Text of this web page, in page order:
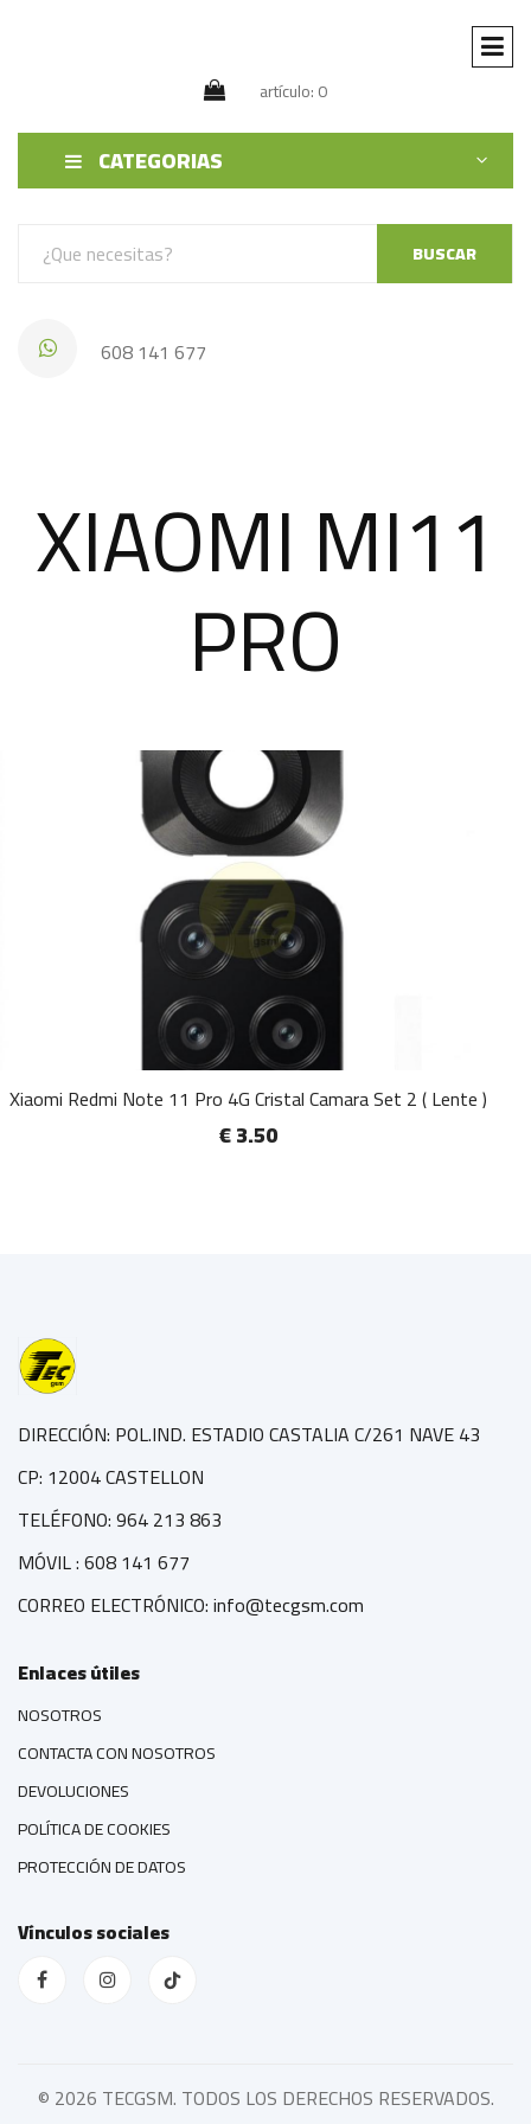
artículo: 0
CATEGORIAS
BUSCAR
608 141 677
XIAOMI MI11
PRO
Xiaomi Redmi Note 11 Pro 4G Cristal Camara Set 2 ( Lente )
€ 3.50
DIRECCIÓN: POL.IND. ESTADIO CASTALIA C/261 NAVE 43
CP: 12004 CASTELLON
TELÉFONO: 964 213 863
MÓVIL : 608 141 677
CORREO ELECTRÓNICO: info@tecgsm.com
Enlaces útiles
NOSOTROS
CONTACTA CON NOSOTROS
DEVOLUCIONES
POLÍTICA DE COOKIES
PROTECCIÓN DE DATOS
Vínculos sociales
© 2026 TECGSM. TODOS LOS DERECHOS RESERVADOS.